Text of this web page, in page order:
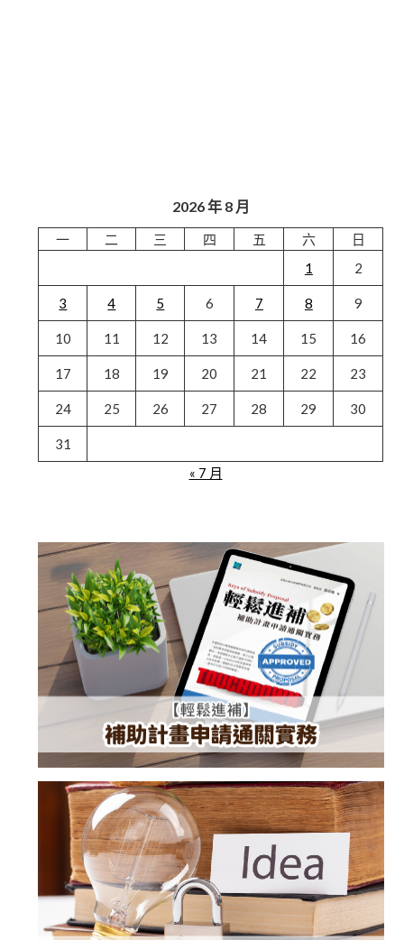
2026 年 8 月
一 二 三 四 五 六
日
1
2
3 4 5 6 7 8 9
10 11 12 13 14 15 16
17 18 19 20 21 22 23
24 25 26 27 28 29 30
31
« 7 月